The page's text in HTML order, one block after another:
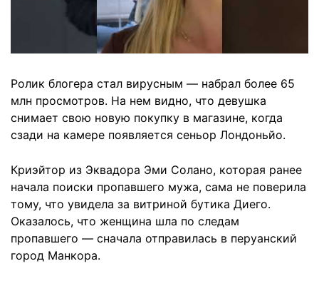
Ролик блогера стал вирусным — набрал более 65
млн просмотров. На нем видно, что девушка
снимает свою новую покупку в магазине, когда
сзади на камере появляется сеньор Лондоньйо.
Криэйтор из Эквадора Эми Солано, которая ранее
начала поиски пропавшего мужа, сама не поверила
тому, что увидела за витриной бутика Диего.
Оказалось, что женщина шла по следам
пропавшего — сначала отправилась в перуанский
город Манкора.